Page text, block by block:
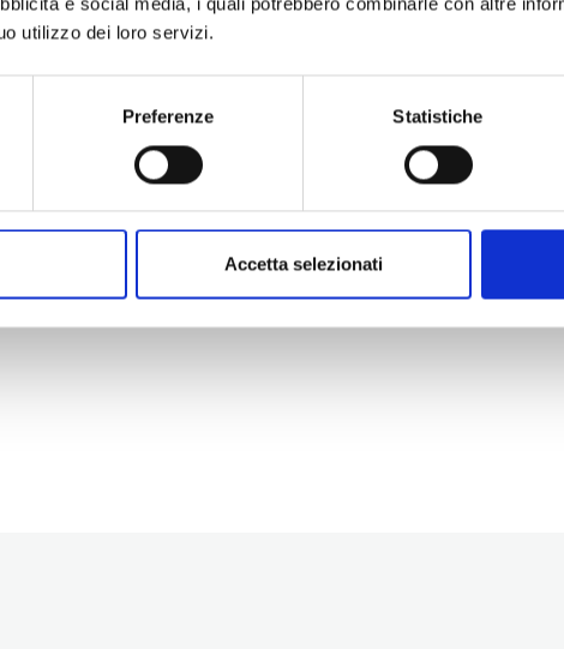
utilizzo dei loro servizi.
Preferenze Statistiche
Accetta selezionati
gli “ Aperitivi con il fumetto italiano“, che
le più importanti novità del panorama
da settembre altre sorprese,e i nuovi
“, la rassegna dedicata a bambini di età tra i 6 e
curati da fumettisti e illustratori di opere per
tema, che comprenderà l’omaggio a
Carlo
di “Pinocchio. Filastrocche a colori”
Sanna.